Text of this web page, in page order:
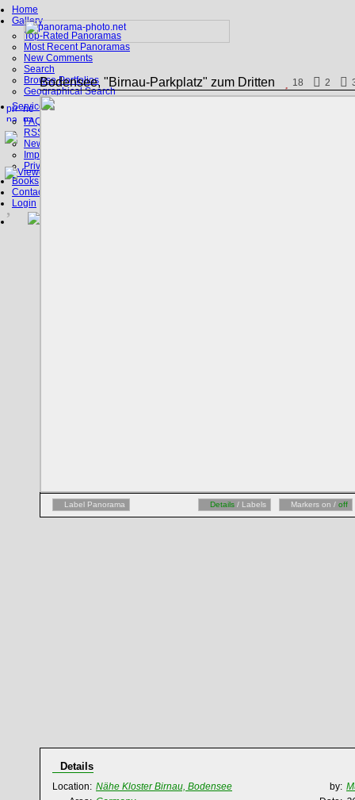
Home
Gallery
Top-Rated Panoramas
Most Recent Panoramas
New Comments
Search
Browse Portfolios
Geographical Search
Service
FAQ
RSS, Google Earth
News
Imprint
Privacy Policy
Books
Contact
Login
Bodensee, "Birnau-Parkplatz" zum Dritten 18 2
Label Panorama Details / Labels Markers on / off
Details
Location: Nähe Kloster Birnau, Bodensee by: